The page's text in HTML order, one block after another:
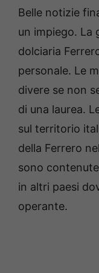
Belle notizie
un impiego. La
dolciaria
personale. Le
divere se non
di una laurea.
sul territorio
della Ferrero
sono
in altri paesi
operante.